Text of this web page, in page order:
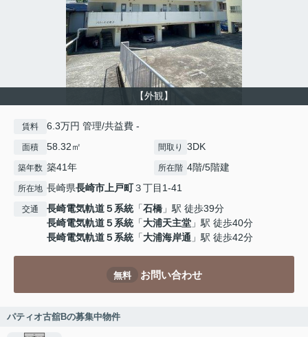
【外観】
賃料 6.3万円 管理/共益費 -
面積 58.32㎡ 間取り 3DK
築年数 築41年 所在階 4階/5階建
所在地 長崎県長崎市上戸町３丁目1-41
交通 長崎電気軌道５系統「石橋 」駅 徒歩39分
長崎電気軌道５系統「大浦天主堂 」駅 徒歩40分
長崎電気軌道５系統「大浦海岸通 」駅 徒歩42分
無料 お問い合わせ
パティオ古舘Bの募集中物件